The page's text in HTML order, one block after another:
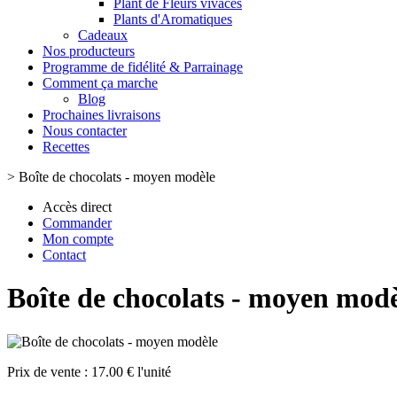
Plant de Fleurs vivaces
Plants d'Aromatiques
Cadeaux
Nos producteurs
Programme de fidélité & Parrainage
Comment ça marche
Blog
Prochaines livraisons
Nous contacter
Recettes
> Boîte de chocolats - moyen modèle
Accès direct
Commander
Mon compte
Contact
Boîte de chocolats - moyen
Prix de vente : 17.00 € l'unité